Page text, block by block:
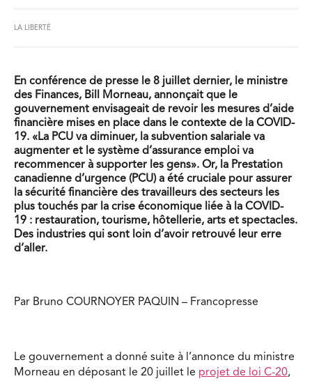
LA LIBERTÉ
En conférence de presse le 8 juillet dernier, le ministre
des Finances, Bill Morneau, annonçait que le
gouvernement envisageait de revoir les mesures d’aide
financière mises en place dans le contexte de la COVID-
19. «La PCU va diminuer, la subvention salariale va
augmenter et le système d’assurance emploi va
recommencer à supporter les gens». Or, la Prestation
canadienne d’urgence (PCU) a été cruciale pour assurer
la sécurité financière des travailleurs des secteurs les
plus touchés par la crise économique liée à la COVID-
19 : restauration, tourisme, hôtellerie, arts et spectacles.
Des industries qui sont loin d’avoir retrouvé leur erre
d’aller.
Par Bruno COURNOYER PAQUIN – Francopresse
Le gouvernement a donné suite à l’annonce du ministre
Morneau en déposant le 20 juillet le projet de loi C-20,